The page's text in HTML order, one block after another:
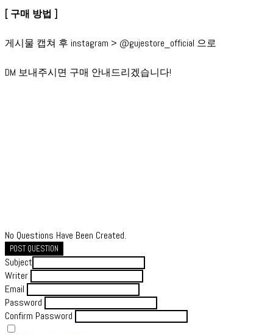
[ 구매 방법 ]
게시물 캡쳐 후 instagram > @gujestore_official 으로
DM 보내주시면 구매 안내드리겠습니다!
No Questions Have Been Created.
POST QUESTION
Subject
Writer
Email
Password
Confirm Password